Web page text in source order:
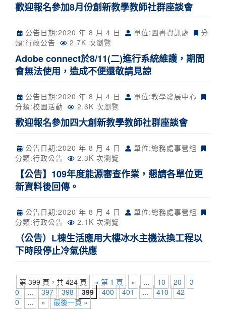
歡迎報名參加8月份創新教學教師社群座談會
公告日期:2020 年 8 月 4 日 單位:圖書資訊處
分
類:行政公告 2.7K 次瀏覽
Adobe connect於8/11(二)進行系統維護，期間
會無法使用，造成不便還敬請見諒
公告日期:2020 年 8 月 4 日
單位:教學發展中心
分類:校園活動 2.6K 次瀏覽
歡迎報名參加四大創新教學教師社群座談會
公告日期:2020 年 8 月 4 日
單位:總務處事營組
分類:行政公告 2.3K 次瀏覽
【公告】109年度能源審查作業，懇請各單位更
新資料後回傳。
公告日期:2020 年 8 月 4 日
單位:總務處事營組
分類:行政公告 2.1K 次瀏覽
（公告）L棟生活應用大樓冰水主機汰換工程以
下時段停止冷氣供應
第 399 頁，共 424 頁 « 第 1 頁 « ... 10 20
3
0
... 397 398 399 400 401 ... 410
42
0
... » 最後一頁 »